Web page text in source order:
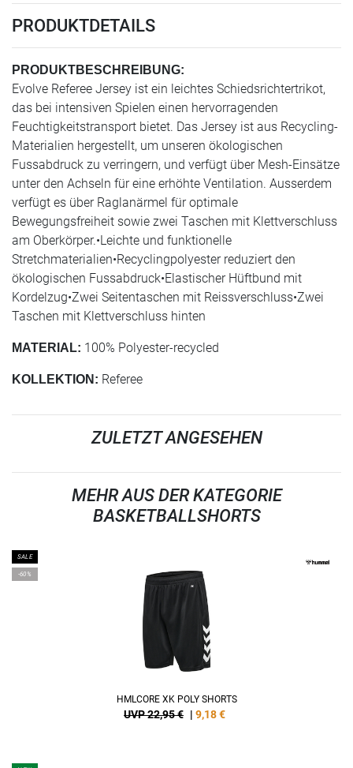
PRODUKTDETAILS
PRODUKTBESCHREIBUNG:
Evolve Referee Jersey ist ein leichtes Schiedsrichtertrikot,
das bei intensiven Spielen einen hervorragenden
Feuchtigkeitstransport bietet. Das Jersey ist aus Recycling-
Materialien hergestellt, um unseren ökologischen
Fussabdruck zu verringern, und verfügt über Mesh-Einsätze
unter den Achseln für eine erhöhte Ventilation. Ausserdem
verfügt es über Raglanärmel für optimale
Bewegungsfreiheit sowie zwei Taschen mit Klettverschluss
am Oberkörper.•Leichte und funktionelle
Stretchmaterialien•Recyclingpolyester reduziert den
ökologischen Fussabdruck•Elastischer Hüftbund mit
Kordelzug•Zwei Seitentaschen mit Reissverschluss•Zwei
Taschen mit Klettverschluss hinten
MATERIAL: 100% Polyester-recycled
KOLLEKTION: Referee
ZULETZT ANGESEHEN
MEHR AUS DER KATEGORIE
BASKETBALLSHORTS
SALE
-60%
HMLCORE XK POLY SHORTS
UVP 22,95 € | 9,18€